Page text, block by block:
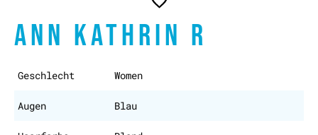
ANN KATHRIN R
Geschlecht Women
Augen Blau